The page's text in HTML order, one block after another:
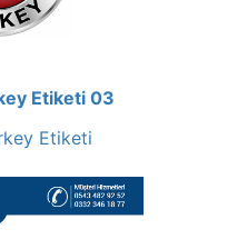
Etiketi 03
Etiketi